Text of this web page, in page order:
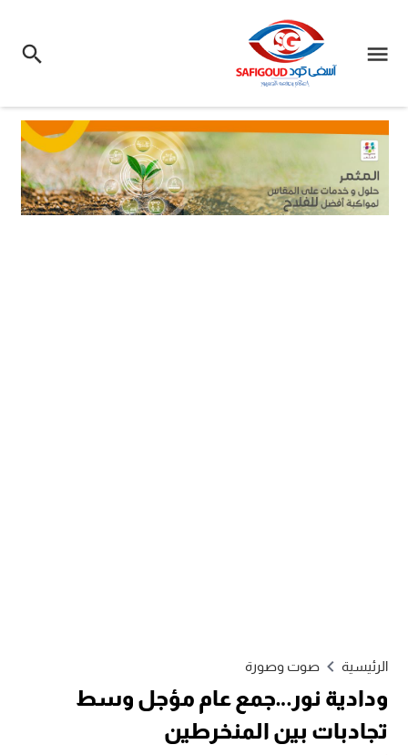
الرئيسية صوت وصورة
ودادية نور…جمع عام مؤجل وسط
تجادبات بين المنخرطين